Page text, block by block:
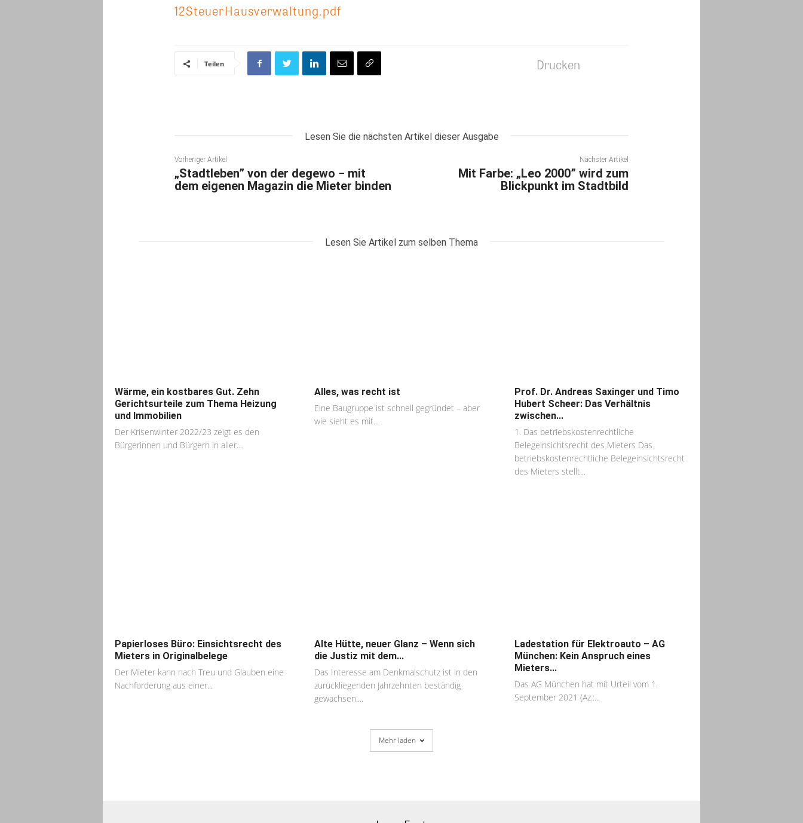
12SteuerHausverwaltung.pdf
Teilen Drucken
Lesen Sie die nächsten Artikel dieser Ausgabe
Vorheriger Artikel
„Stadtleben” von der degewo − mit
dem eigenen Magazin die Mieter binden
Nächster Artikel
Mit Farbe: „Leo 2000” wird zum
Blickpunkt im Stadtbild
Lesen Sie Artikel zum selben Thema
Wärme, ein kostbares Gut. Zehn
Gerichtsurteile zum Thema Heizung
und Immobilien
Der Krisenwinter 2022/23 zeigt es den
Bürgerinnen und Bürgern in aller...
Alles, was recht ist
Eine Baugruppe ist schnell gegründet – aber
wie sieht es mit...
Prof. Dr. Andreas Saxinger und Timo
Hubert Scheer: Das Verhältnis
zwischen...
1. Das betriebskostenrechtliche
Belegeinsichtsrecht des Mieters Das
betriebskostenrechtliche Belegeinsichtsrecht
des Mieters stellt...
Papierloses Büro: Einsichtsrecht des
Mieters in Originalbelege
Der Mieter kann nach Treu und Glauben eine
Nachforderung aus einer...
Alte Hütte, neuer Glanz – Wenn sich
die Justiz mit dem...
Das Interesse am Denkmalschutz ist in den
zurückliegenden Jahrzehnten beständig
gewachsen....
Ladestation für Elektroauto – AG
München: Kein Anspruch eines
Mieters...
Das AG München hat mit Urteil vom 1.
September 2021 (Az.:...
Mehr laden